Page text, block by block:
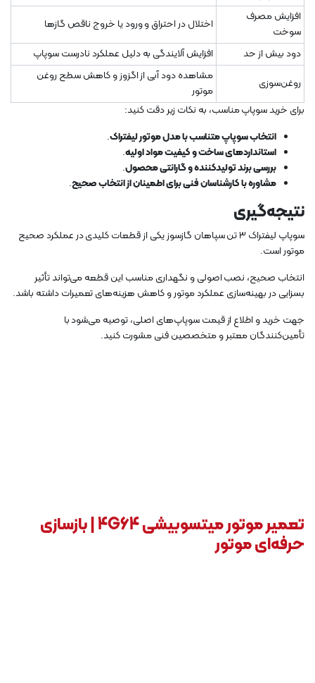
افزایش مصرف
سوخت
اختلال در احتراق و ورود یا خروج ناقص گازها
دود بیش از حد
افزایش آلایندگی به دلیل عملکرد نادرست سوپاپ
روغن‌سوزی
مشاهده دود آبی از اگزوز و کاهش سطح روغن
موتور
برای خرید سوپاپ مناسب، به نکات زیر دقت کنید:
انتخاب سوپاپ متناسب با مدل موتور لیفتراک.
استانداردهای ساخت و کیفیت مواد اولیه.
بررسی برند تولیدکننده و گارانتی محصول.
مشاوره با کارشناسان فنی برای اطمینان از انتخاب صحیح.
نتیجه‌گیری
سوپاپ لیفتراک 3 تن سپاهان گازسوز یکی از قطعات کلیدی در عملکرد صحیح
موتور است.
انتخاب صحیح، نصب اصولی و نگهداری مناسب این قطعه می‌تواند تأثیر
بسزایی در بهینه‌سازی عملکرد موتور و کاهش هزینه‌های تعمیرات داشته باشد.
جهت خرید و اطلاع از قیمت سوپاپ‌های اصلی، توصیه می‌شود با
تأمین‌کنندگان معتبر و متخصصین فنی مشورت کنید.
تعمیر موتور میتسوبیشی 4G64 | بازسازی
حرفه‌ای موتور